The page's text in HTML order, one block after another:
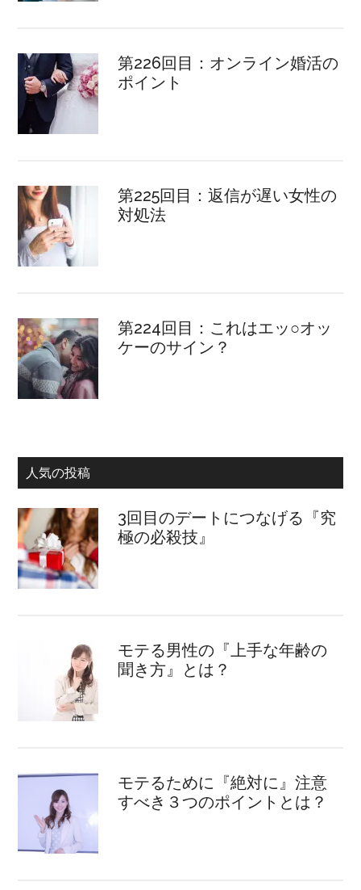
第226回目：オンライン婚活の
ポイント
第225回目：返信が遅い女性の
対処法
第224回目：これはエッ○オッ
ケーのサイン？
人気の投稿
3回目のデートにつなげる『究
極の必殺技』
モテる男性の『上手な年齢の
聞き方』とは？
モテるために『絶対に』注意
すべき３つのポイントとは？